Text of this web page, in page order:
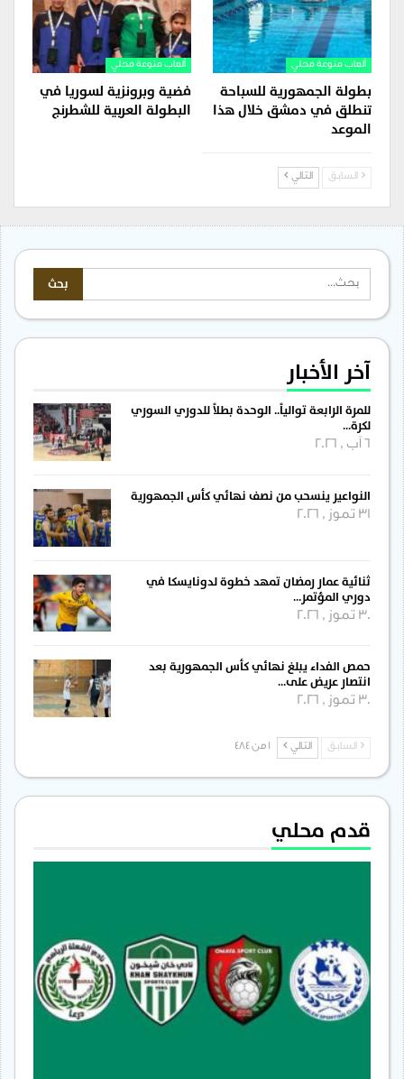
ألعاب منوعة محلي
بطولة الجمهورية للسباحة
تنطلق في دمشق خلال هذا
الموعد
ألعاب منوعة محلي
فضية وبرونزية لسوريا في
البطولة العربية للشطرنج
السابق التالي
آخر الأخبار
للمرة الرابعة توالياً.. الوحدة بطلاً للدوري السوري
لكرة…
النواعير ينسحب من نصف نهائي كأس الجمهورية
31 تموز , 2026
ثنائية عمار رمضان تمهد خطوة لدونايسكا في
دوري المؤتمر…
30 تموز , 2026
حمص الفداء يبلغ نهائي كأس الجمهورية بعد
انتصار عريض على…
30 تموز , 2026
السابق التالي
قدم محلي